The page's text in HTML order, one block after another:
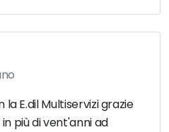
E.dil Multiservizi grazie
più di vent'anni ad